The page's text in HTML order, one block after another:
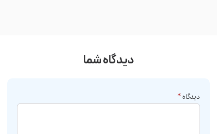
دیدگاه شما
دیدگاه*